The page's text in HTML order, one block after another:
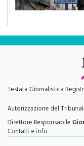
Testata Giornalistica
Autorizzazione del
Direttore Responsabile
Contatti e info